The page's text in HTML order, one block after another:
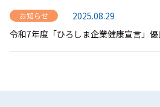
お知らせ
2025.08.29
令和7年度「ひろしま企業健康宣言」